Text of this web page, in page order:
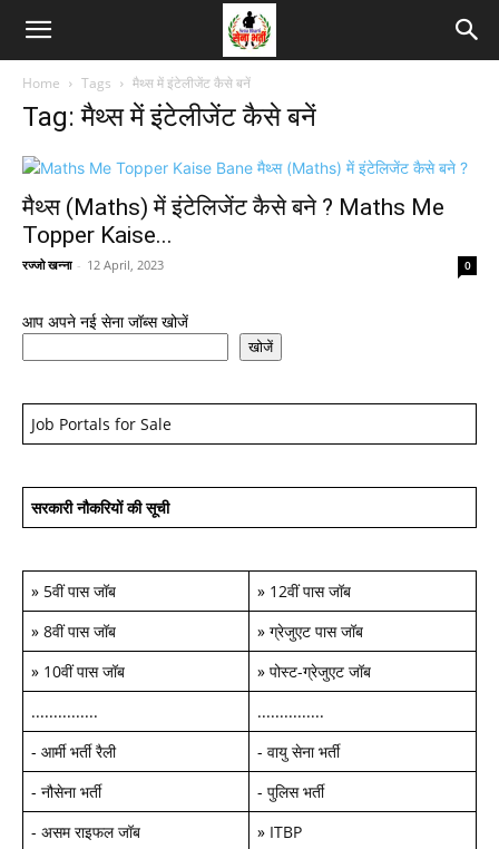
Home Tags मैथ्स में इंटेलीजेंट कैसे बनें
Tag: मैथ्स में इंटेलीजेंट कैसे बनें
मैथ्स (Maths) में इंटेलिजेंट कैसे बने ? Maths Me
Topper Kaise...
रज्जो खन्ना - 12 April, 2023 0
आप अपने नई सेना जॉब्स खोजें
खोजें
Job Portals for Sale
सरकारी नौकरियों की सूची
» 5वीं पास जॉब » 12वीं पास जॉब
» 8वीं पास जॉब » ग्रेजुएट पास जॉब
» 10वीं पास जॉब » पोस्ट-ग्रेजुएट जॉब
...............
...............
- आर्मी भर्ती रैली - वायु सेना भर्ती
- नौसेना भर्ती - पुलिस भर्ती
- असम राइफल जॉब » ITBP